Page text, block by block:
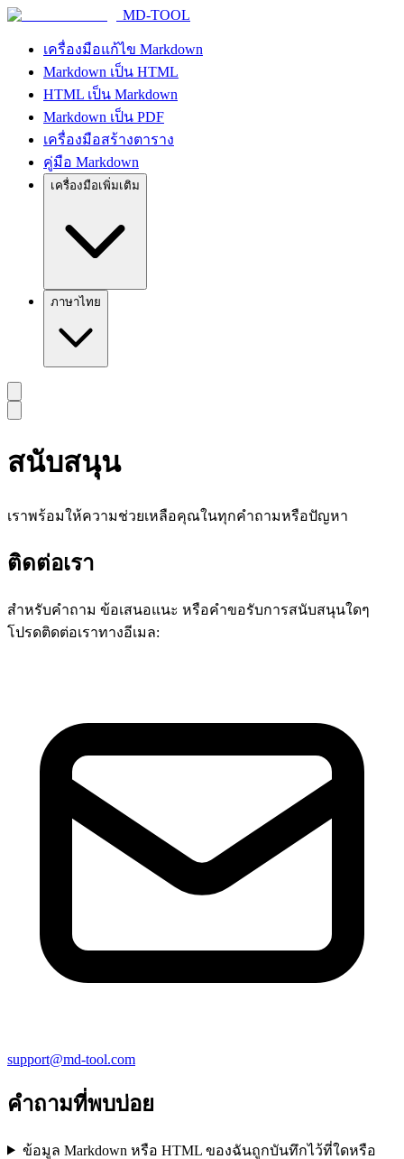
MD-TOOL
เครื่องมือแก้ไข Markdown
Markdown เป็น HTML
HTML เป็น Markdown
Markdown เป็น PDF
เครื่องมือสร้างตาราง
คู่มือ Markdown
เครื่องมือเพิ่มเติม
ภาษาไทย
สนับสนุน
เราพร้อมให้ความช่วยเหลือคุณในทุกคำถามหรือปัญหา
ติดต่อเรา
สำหรับคำถาม ข้อเสนอแนะ หรือคำขอรับการสนับสนุนใดๆ
โปรดติดต่อเราทางอีเมล:
support@md-tool.com
คำถามที่พบบ่อย
ข้อมูล Markdown หรือ HTML ของฉันถูกบันทึกไว้ที่ใดหรือ